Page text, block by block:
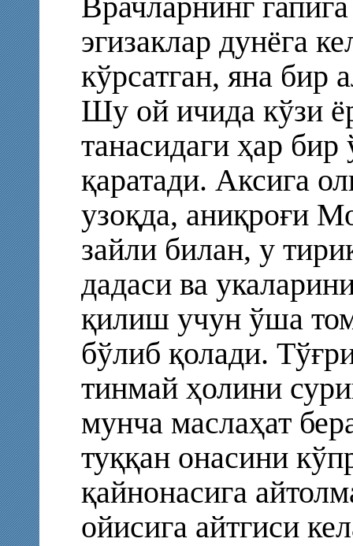
Врачларнинг
эгизаклар дунёга
кўрсатган, яна бир
Шу ой ичида кўзи
танасидаги ҳар
қаратади. Аксига
узоқда, аниқроғи
зайли билан, у
дадаси ва
қилиш учун ўша
бўлиб қолади.
тинмай ҳолини
мунча маслаҳат
туққан онасини
қайнонасига
ойисига айтгиси